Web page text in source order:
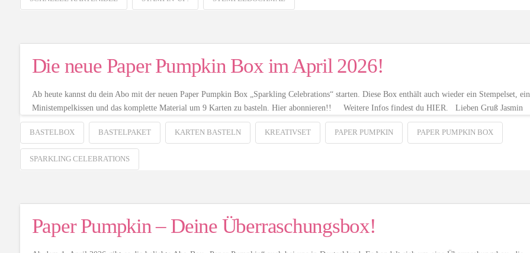
Die neue Paper Pumpkin Box im April 2026!
Ab heute kannst du dein Abo mit der neuen Paper Pumpkin Box „Sparkling Celebrations“ starten. Diese Box enthält auch wieder ein Stempelset, ein
Ministempelkissen und das komplette Material um 9 Karten zu basteln. Hier abonnieren!! Weitere Infos findest du HIER. Lieben Gruß Jasmin
BASTELBOX BASTELPAKET KARTEN BASTELN KREATIVSET PAPER PUMPKIN PAPER PUMPKIN BOX
SPARKLING CELEBRATIONS
Paper Pumpkin – Deine Überraschungsbox!